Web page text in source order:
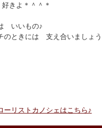
きよ＊＾＾＊
いいもの♪
ときには 支え合いましょう
リストカノシェはこちら♪